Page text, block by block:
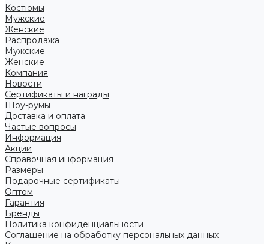
Костюмы
Мужские
Женские
Распродажа
Мужские
Женские
Компания
Новости
Сертификаты и награды
Шоу-румы
Доставка и оплата
Частые вопросы
Информация
Акции
Справочная информация
Размеры
Подарочные сертификаты
Оптом
Гарантия
Бренды
Политика конфиденциальности
Соглашение на обработку персональных данных